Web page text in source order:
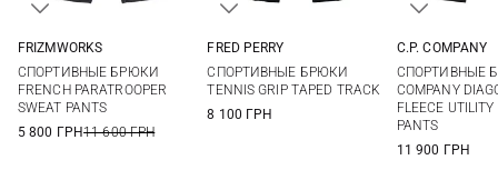
FRIZMWORKS
СПОРТИВНЫЕ БРЮКИ
FRENCH PARATROOPER
SWEAT PANTS
5 800 ГРН11 600 ГРН
FRED PERRY
СПОРТИВНЫЕ БРЮКИ
TENNIS GRIP TAPED TRACK
8 100 ГРН
XXL
3XL
C.P. COMPANY
СПОРТИВНЫЕ
COMPANY
FLEECE
PANTS
11 900 ГРН